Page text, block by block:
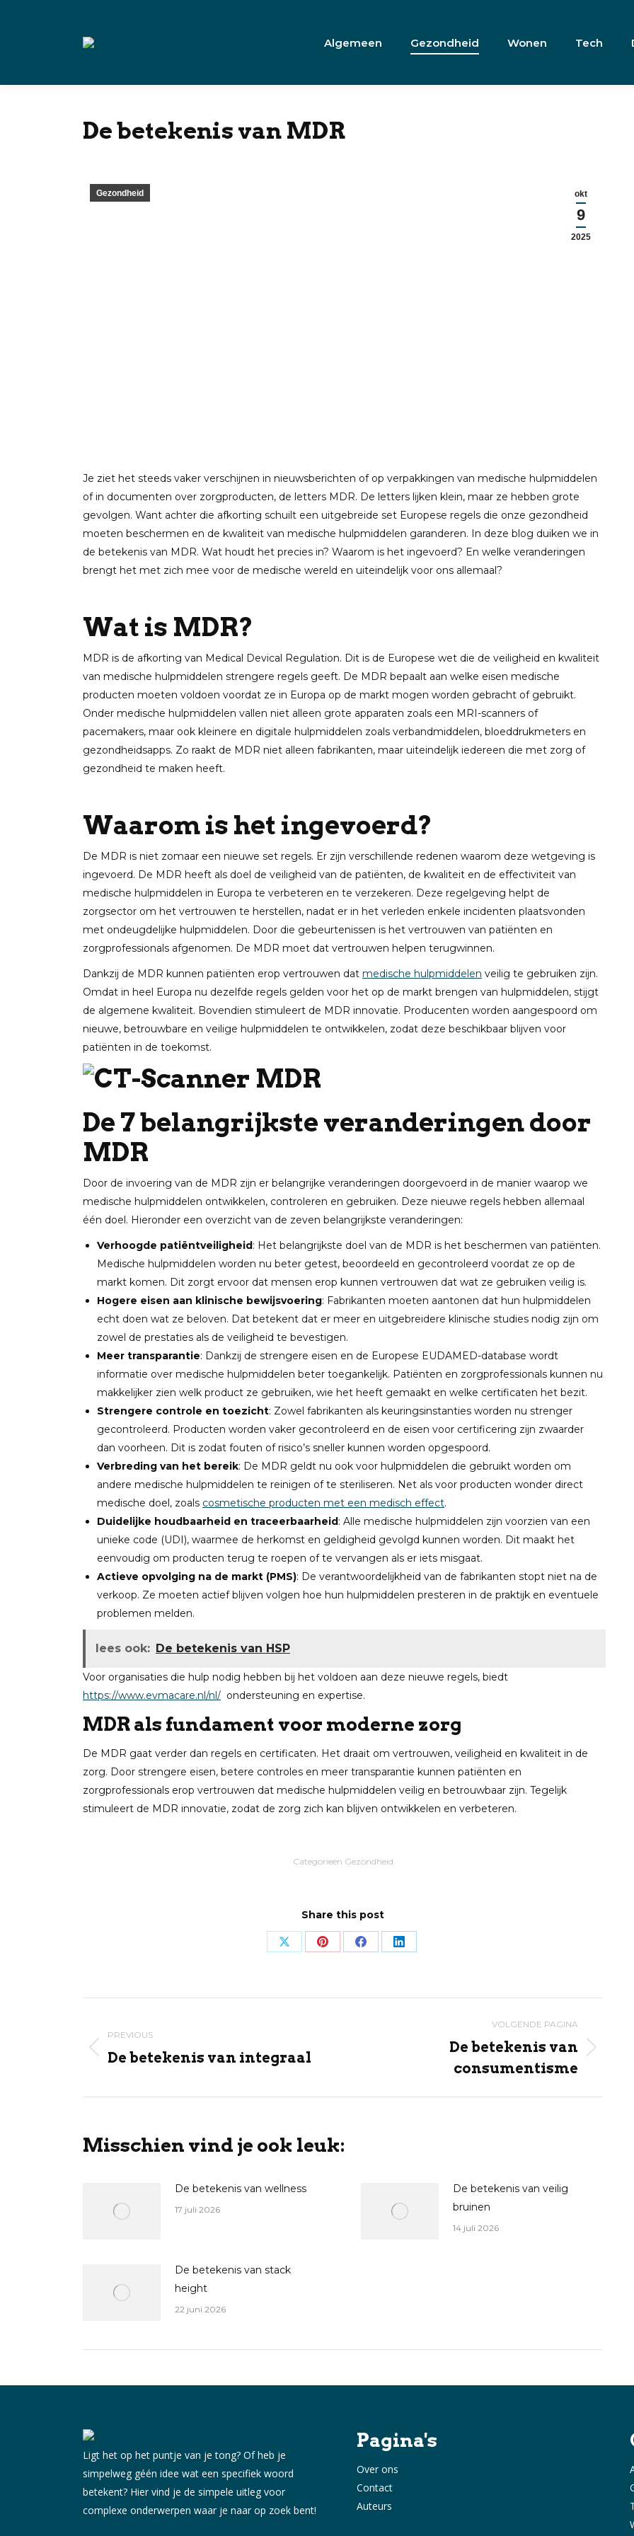
Algemeen Gezondheid Wonen Tech
De betekenis van MDR
okt
9
2025
Gezondheid
Je ziet het steeds vaker verschijnen in nieuwsberichten of op verpakkingen van medische hulpmiddelen
of in documenten over zorgproducten, de letters MDR. De letters lijken klein, maar ze hebben grote
gevolgen. Want achter die afkorting schuilt een uitgebreide set Europese regels die onze gezondheid
moeten beschermen en de kwaliteit van medische hulpmiddelen garanderen. In deze blog duiken we in
de betekenis van MDR. Wat houdt het precies in? Waarom is het ingevoerd? En welke veranderingen
brengt het met zich mee voor de medische wereld en uiteindelijk voor ons allemaal?
Wat is MDR?
MDR is de afkorting van Medical Devical Regulation. Dit is de Europese wet die de veiligheid en kwaliteit
van medische hulpmiddelen strengere regels geeft. De MDR bepaalt aan welke eisen medische
producten moeten voldoen voordat ze in Europa op de markt mogen worden gebracht of gebruikt.
Onder medische hulpmiddelen vallen niet alleen grote apparaten zoals een MRI-scanners of
pacemakers, maar ook kleinere en digitale hulpmiddelen zoals verbandmiddelen, bloeddrukmeters en
gezondheidsapps. Zo raakt de MDR niet alleen fabrikanten, maar uiteindelijk iedereen die met zorg of
gezondheid te maken heeft.
Waarom is het ingevoerd?
De MDR is niet zomaar een nieuwe set regels. Er zijn verschillende redenen waarom deze wetgeving is
ingevoerd. De MDR heeft als doel de veiligheid van de patiënten, de kwaliteit en de effectiviteit van
medische hulpmiddelen in Europa te verbeteren en te verzekeren. Deze regelgeving helpt de
zorgsector om het vertrouwen te herstellen, nadat er in het verleden enkele incidenten plaatsvonden
met ondeugdelijke hulpmiddelen. Door die gebeurtenissen is het vertrouwen van patiënten en
zorgprofessionals afgenomen. De MDR moet dat vertrouwen helpen terugwinnen.
Dankzij de MDR kunnen patiënten erop vertrouwen dat medische hulpmiddelen veilig te gebruiken zijn.
Omdat in heel Europa nu dezelfde regels gelden voor het op de markt brengen van hulpmiddelen, stijgt
de algemene kwaliteit. Bovendien stimuleert de MDR innovatie. Producenten worden aangespoord om
nieuwe, betrouwbare en veilige hulpmiddelen te ontwikkelen, zodat deze beschikbaar blijven voor
patiënten in de toekomst.
De 7 belangrijkste veranderingen door
MDR
Door de invoering van de MDR zijn er belangrijke veranderingen doorgevoerd in de manier waarop we
medische hulpmiddelen ontwikkelen, controleren en gebruiken. Deze nieuwe regels hebben allemaal
één doel. Hieronder een overzicht van de zeven belangrijkste veranderingen:
Verhoogde patiëntveiligheid: Het belangrijkste doel van de MDR is het beschermen van patiënten.
Medische hulpmiddelen worden nu beter getest, beoordeeld en gecontroleerd voordat ze op de
markt komen. Dit zorgt ervoor dat mensen erop kunnen vertrouwen dat wat ze gebruiken veilig is.
Hogere eisen aan klinische bewijsvoering: Fabrikanten moeten aantonen dat hun hulpmiddelen
echt doen wat ze beloven. Dat betekent dat er meer en uitgebreidere klinische studies nodig zijn om
zowel de prestaties als de veiligheid te bevestigen.
Meer transparantie: Dankzij de strengere eisen en de Europese EUDAMED-database wordt
informatie over medische hulpmiddelen beter toegankelijk. Patiënten en zorgprofessionals kunnen nu
makkelijker zien welk product ze gebruiken, wie het heeft gemaakt en welke certificaten het bezit.
Strengere controle en toezicht: Zowel fabrikanten als keuringsinstanties worden nu strenger
gecontroleerd. Producten worden vaker gecontroleerd en de eisen voor certificering zijn zwaarder
dan voorheen. Dit is zodat fouten of risico’s sneller kunnen worden opgespoord.
Verbreding van het bereik: De MDR geldt nu ook voor hulpmiddelen die gebruikt worden om
andere medische hulpmiddelen te reinigen of te steriliseren. Net als voor producten wonder direct
medische doel, zoals cosmetische producten met een medisch effect.
Duidelijke houdbaarheid en traceerbaarheid: Alle medische hulpmiddelen zijn voorzien van een
unieke code (UDI), waarmee de herkomst en geldigheid gevolgd kunnen worden. Dit maakt het
eenvoudig om producten terug te roepen of te vervangen als er iets misgaat.
Actieve opvolging na de markt (PMS): De verantwoordelijkheid van de fabrikanten stopt niet na de
verkoop. Ze moeten actief blijven volgen hoe hun hulpmiddelen presteren in de praktijk en eventuele
problemen melden.
lees ook: De betekenis van HSP
Voor organisaties die hulp nodig hebben bij het voldoen aan deze nieuwe regels, biedt
https://www.evmacare.nl/nl/ ondersteuning en expertise.
MDR als fundament voor moderne zorg
De MDR gaat verder dan regels en certificaten. Het draait om vertrouwen, veiligheid en kwaliteit in de
zorg. Door strengere eisen, betere controles en meer transparantie kunnen patiënten en
zorgprofessionals erop vertrouwen dat medische hulpmiddelen veilig en betrouwbaar zijn. Tegelijk
stimuleert de MDR innovatie, zodat de zorg zich kan blijven ontwikkelen en verbeteren.
Categorieën Gezondheid
Share this post
Share Share Share Share
navigation
PREVIOUS
Previous
De betekenis van integraal
VOLGENDE PAGINA
De betekenis van
consumentisme
Misschien vind je ook leuk:
De betekenis van wellness
17 juli 2026
De betekenis van veilig
bruinen
14 juli 2026
De betekenis van stack
height
22 juni 2026
Ligt het op het puntje van je tong? Of heb je
simpelweg géén idee wat een specifiek woord
betekent? Hier vind je de simpele uitleg voor
complexe onderwerpen waar je naar op zoek bent!
Pagina's
Over ons
Contact
Auteurs